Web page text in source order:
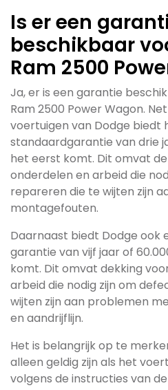
Is er een
beschikbaar
Ram 2500
Ja, er is een garantie
Ram 2500 Power Wagon.
voertuigen van Dodge biedt
standaardgarantie van drie
het eerst komt. Dit omvat
onderdelen en arbeid die
repareren die te wijten zijn
montagefouten.
Daarnaast biedt Dodge ook
garantie van vijf jaar of
komt. Dit omvat dekking
arbeid die nodig zijn om
wijten zijn aan problemen
en aandrijflijn.
Het is belangrijk op te
alleen geldig zijn als het
volgens de instructies van